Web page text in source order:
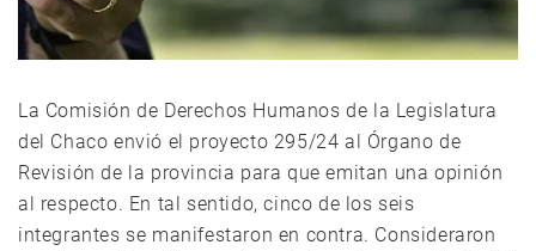
La Comisión de Derechos Humanos de la Legislatura
del Chaco envió el proyecto 295/24 al Órgano de
Revisión de la provincia para que emitan una opinión
al respecto. En tal sentido, cinco de los seis
integrantes se manifestaron en contra. Consideraron